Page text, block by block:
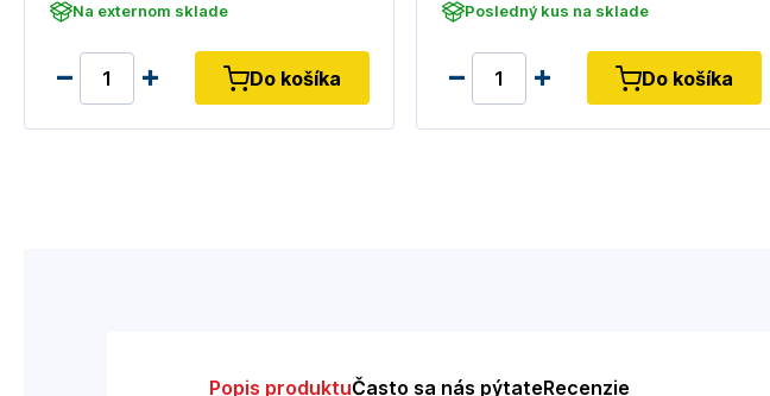
Na externom sklade
Do košíka
Posledný kus na sklade
Do košíka
Popis produktuČasto sa nás pýtateRecenzie